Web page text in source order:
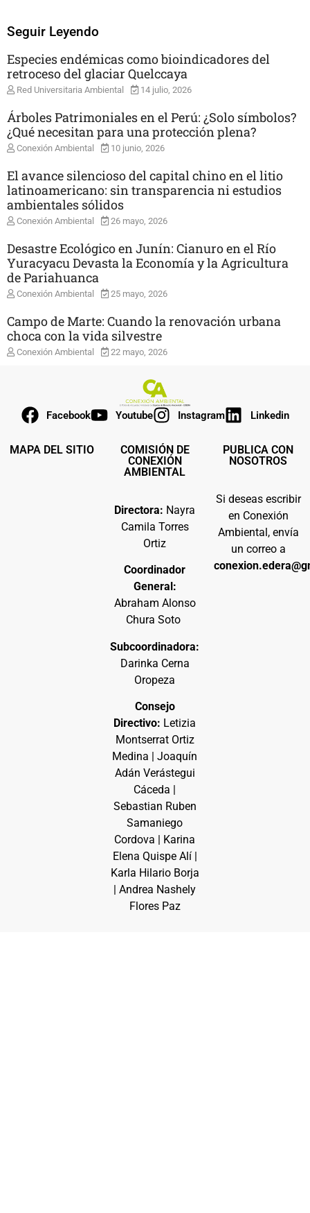
Seguir Leyendo
Especies endémicas como bioindicadores del
retroceso del glaciar Quelccaya
Red Universitaria Ambiental 14 julio, 2026
Árboles Patrimoniales en el Perú: ¿Solo símbolos?
¿Qué necesitan para una protección plena?
Conexión Ambiental 10 junio, 2026
El avance silencioso del capital chino en el litio
latinoamericano: sin transparencia ni estudios
ambientales sólidos
Conexión Ambiental 26 mayo, 2026
Desastre Ecológico en Junín: Cianuro en el Río
Yuracyacu Devasta la Economía y la Agricultura
de Pariahuanca
Conexión Ambiental 25 mayo, 2026
Campo de Marte: Cuando la renovación urbana
choca con la vida silvestre
Conexión Ambiental 22 mayo, 2026
Facebook Youtube Instagram Linkedin
MAPA DEL SITIO
COMISIÓN DE
CONEXIÓN
AMBIENTAL
Directora: Nayra
Camila Torres
Ortiz
Coordinador
General:
Abraham Alonso
Chura Soto
Subcoordinadora:
Darinka Cerna
Oropeza
Consejo
Directivo: Letizia
Montserrat Ortiz
Medina | Joaquín
Adán Verástegui
Cáceda |
Sebastian Ruben
Samaniego
Cordova | Karina
Elena Quispe Alí |
Karla Hilario Borja
| Andrea Nashely
Flores Paz
PUBLICA CON
NOSOTROS
Si deseas escribir
en Conexión
Ambiental, envía
un correo a